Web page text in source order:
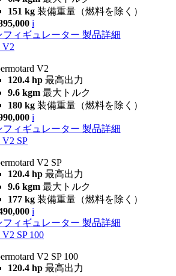
151 kg 装備重量（燃料を除く）
i
フィギュレーター 製品詳細
V2
V2
120.4 hp 最高出力
9.6 kgm 最大トルク
180 kg 装備重量（燃料を除く）
i
フィギュレーター 製品詳細
V2 SP
V2 SP
120.4 hp 最高出力
9.6 kgm 最大トルク
177 kg 装備重量（燃料を除く）
i
フィギュレーター 製品詳細
V2 SP 100
V2 SP 100
120.4 hp 最高出力